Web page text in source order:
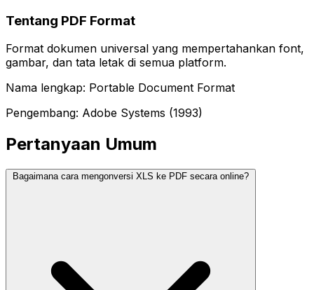
Tentang PDF Format
Format dokumen universal yang mempertahankan font,
gambar, dan tata letak di semua platform.
Nama lengkap: Portable Document Format
Pengembang: Adobe Systems (1993)
Pertanyaan Umum
Bagaimana cara mengonversi XLS ke PDF secara online?